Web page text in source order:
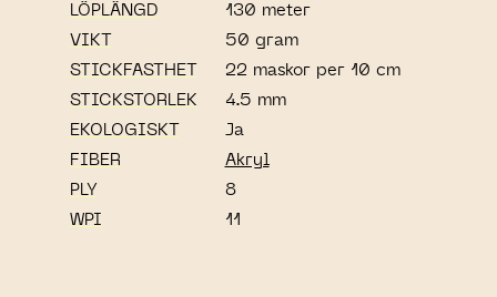
LÖPLÄNGD
130 meter
VIKT
50 gram
STICKFASTHET
22 maskor per 10 cm
STICKSTORLEK
4.5 mm
EKOLOGISKT
Ja
FIBER
Akryl
PLY
8
WPI
11